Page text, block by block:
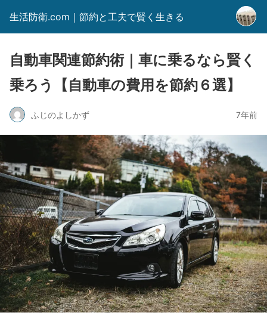
生活防衛.com｜節約と工夫で賢く生きる
自動車関連節約術｜車に乗るなら賢く
乗ろう【自動車の費用を節約６選】
ふじのよしかず 7年前